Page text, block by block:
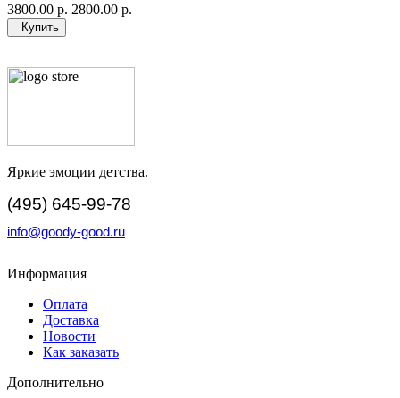
3800.00 р. 2800.00 р.
Купить
Яркие эмоции детства.
(495) 645-99-78
info@goody-good.ru
Информация
Оплата
Доставка
Новости
Как заказать
Дополнительно